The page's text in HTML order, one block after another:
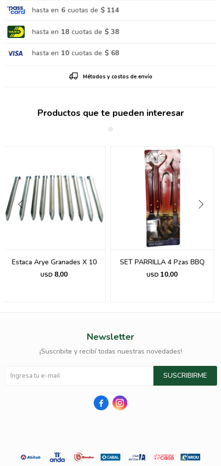
hasta en 6 cuotas de $ 114
hasta en 18 cuotas de $ 38
hasta en 10 cuotas de $ 68
Métodos y costos de envío
Productos que te pueden interesar
Estaca Arye Granades X 10
USD 8,00
SET PARRILLA 4 Pzas BBQ
USD 10,00
Newsletter
¡Suscribite y recibí todas nuestras novedades!
SUSCRIBIRME
 